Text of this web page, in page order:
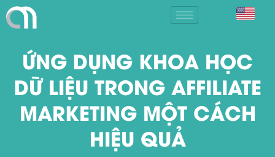
ỨNG DỤNG KHOA HỌC
DỮ LIỆU TRONG AFFILIATE
MARKETING MỘT CÁCH
HIỆU QUẢ